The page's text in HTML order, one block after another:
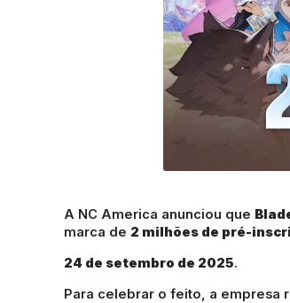
A NC America anunciou que
marca de 2 milhões de pré-
24 de setembro de 2025.
Para celebrar o feito, a empresa